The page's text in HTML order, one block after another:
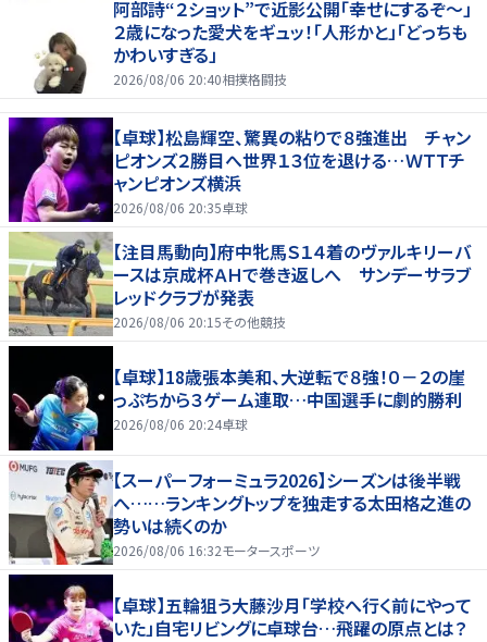
阿部詩“２ショット”で近影公開「幸せにするぞ〜」
２歳になった愛犬をギュッ！「人形かと」「どっちも
かわいすぎる」
2026/08/06 20:40相撲格闘技
【卓球】松島輝空、驚異の粘りで８強進出 チャン
ピオンズ２勝目へ世界１３位を退ける…ＷＴＴチ
ャンピオンズ横浜
2026/08/06 20:35卓球
【注目馬動向】府中牝馬Ｓ１４着のヴァルキリーバ
ースは京成杯ＡＨで巻き返しへ サンデーサラブ
レッドクラブが発表
2026/08/06 20:15その他競技
【卓球】18歳張本美和、大逆転で８強！０－２の崖
っぷちから３ゲーム連取…中国選手に劇的勝利
2026/08/06 20:24卓球
【スーパーフォーミュラ2026】シーズンは後半戦
へ……ランキングトップを独走する太田格之進の
勢いは続くのか
2026/08/06 16:32モータースポーツ
【卓球】五輪狙う大藤沙月「学校へ行く前にやって
いた」自宅リビングに卓球台…飛躍の原点とは？